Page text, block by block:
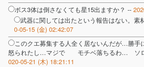
ボス3体は倒さなくても星15出ますか？ --
武器に関しては出たという報告はない。素
0-05-15 (金) 02:42:07
このクエ募集する人全く居ないんだが…勝手
怒られたし…マジで モチベ落ちるわ… ソ
020-05-21 (木) 18:21:11